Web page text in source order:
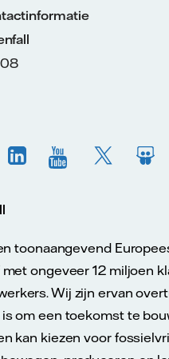
toonaangevend
ongeveer 12 miljoen
Wij zijn ervan
om een toekomst te
kan kiezen voor